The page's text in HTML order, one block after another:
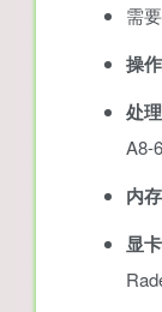
需
操
处
A8-
内
显卡